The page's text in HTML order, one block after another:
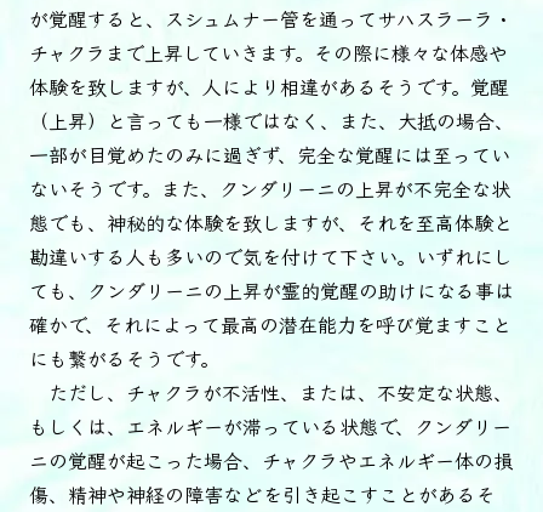
が覚醒すると、スシュムナー管を通ってサハスラーラ・
チャクラまで上昇していきます。その際に様々な体感や
体験を致しますが、人により相違があるそうです。覚醒
（上昇）と言っても一様ではなく、また、大抵の場合、
一部が目覚めたのみに過ぎず、完全な覚醒には至ってい
ないそうです。また、クンダリーニの上昇が不完全な状
態でも、神秘的な体験を致しますが、それを至高体験と
勘違いする人も多いので気を付けて下さい。いずれにし
ても、クンダリーニの上昇が霊的覚醒の助けになる事は
確かで、それによって最高の潜在能力を呼び覚ますこと
にも繋がるそうです。
ただし、チャクラが不活性、または、不安定な状態、
もしくは、エネルギーが滞っている状態で、クンダリー
ニの覚醒が起こった場合、チャクラやエネルギー体の損
傷、精神や神経の障害などを引き起こすことがあるそ